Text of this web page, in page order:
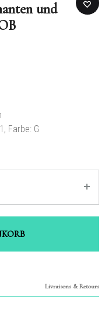
und
Farbe: G
Livraisons & Retours